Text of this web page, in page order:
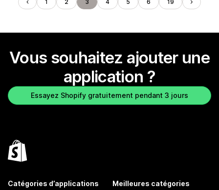
1 2 3 4 5 6 19
Vous souhaitez ajouter une
application ?
Essayez Shopify gratuitement pendant 3 jours
Catégories d’applications Meilleures catégories